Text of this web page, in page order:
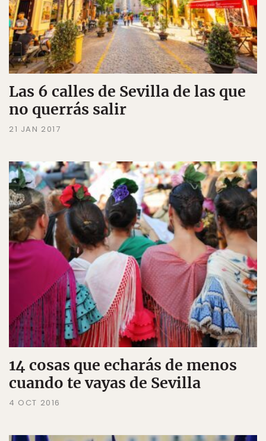
Las 6 calles de Sevilla de las que
no querrás salir
21 JAN 2017
14 cosas que echarás de menos
cuando te vayas de Sevilla
4 OCT 2016